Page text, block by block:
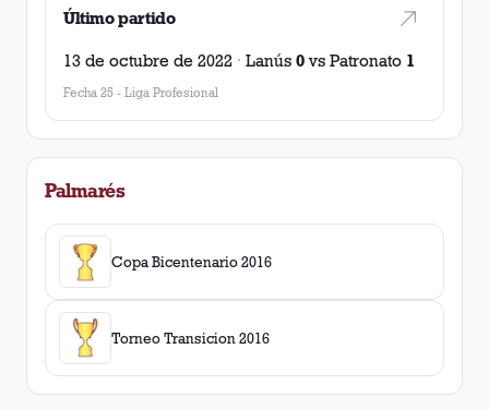
Último partido
13 de octubre de 2022 · Lanús 0vs Patronato 1
Fecha 25 - Liga Profesional
Palmarés
Copa Bicentenario 2016
Torneo Transicion 2016